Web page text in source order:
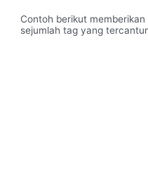
Contoh berikut
sejumlah tag yang